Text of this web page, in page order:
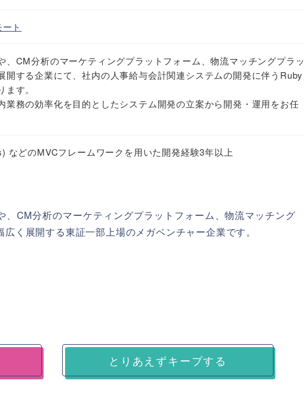
ト
、CM分析のマーケティングプラットフォーム、物流マッチングプラッ
開する企業にて、社内の人事給与会計関連システムの開発に伴うRuby
す。
業務の効率化を目的としたシステム開発の立案から開発・運用をお任
などのMVCフレームワークを用いた開発経験3年以上
、CM分析のマーケティングプラットフォーム、物流マッチング
く展開する東証一部上場のメガベンチャー企業です。
とりあえずキープする